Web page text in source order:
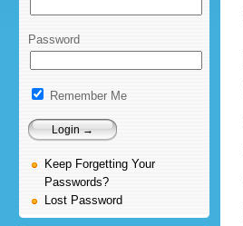
Password
Remember Me
Keep Forgetting Your
Passwords?
Lost Password